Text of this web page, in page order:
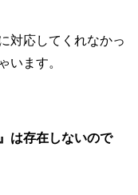
対応してくれなかっ
います。
は存在しないので